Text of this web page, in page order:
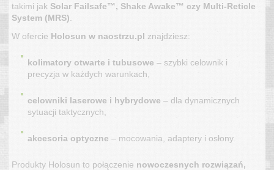
takimi jak Solar Failsafe™, Shake Awake™ czy Multi-Reticle
System (MRS)
W ofercie Holosun w naostrzu.pl znajdziesz:
kolimatory otwarte i tubusowe – szybki celownik i
precyzja w każdych warunkach,
celowniki laserowe i hybrydowe – dla dynamicznych
sytuacji taktycznych,
akcesoria optyczne – mocowania, adaptery i osłony.
Produkty Holosun to połączenie nowoczesnych rozwiązań,